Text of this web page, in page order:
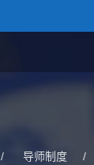
/ 导师制度 /